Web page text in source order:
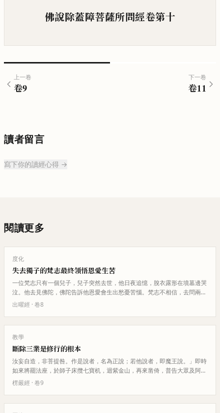
佛說除蓋障菩薩所問經卷第十
上一卷
卷9
下一卷
卷11
讀者留言
寫下你的讀經心得 →
閱讀更多
度化
失去獨子的梵志最終領悟恩愛生苦
一位梵志只有一個兒子，兒子突然去世，他日夜追憶，脫衣露形在墳墓邊哭
泣。他去見佛陀，佛陀告訴他恩愛會生出愁憂苦惱。梵志不相信，去問兩個
賭博的人，他們說恩愛生歡樂。…
出曜經 · 卷8
教學
斷除三業是修行的根本
汝妄自造，非菩提咎。作是說者，名為正說；若他說者，即魔王說。」即時
如來將罷法座，於師子床攬七寶机，迴紫金山，再來凿倚，普告大眾及阿難
言：「汝等有學緣覺、聲聞，今…
楞嚴經 · 卷9